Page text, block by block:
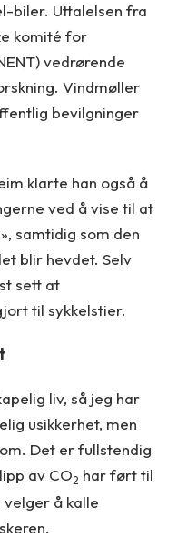
biler. Uttalelsen fra
komité for
vedrørende
Vindmøller
bevilgninger
klarte han også å
ved å vise til at
samtidig som den
blir hevdet. Selv
sett at
til sykkelstier.
liv, så jeg har
usikkerhet, men
Det er fullstendig
av CO2 har ført til
å kalle